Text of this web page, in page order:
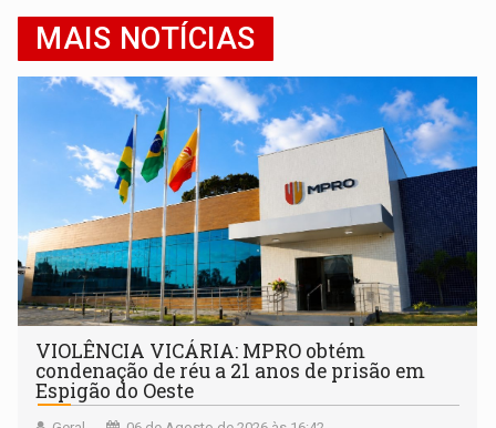
MAIS NOTÍCIAS
VIOLÊNCIA VICÁRIA: MPRO obtém
condenação de réu a 21 anos de prisão em
Espigão do Oeste